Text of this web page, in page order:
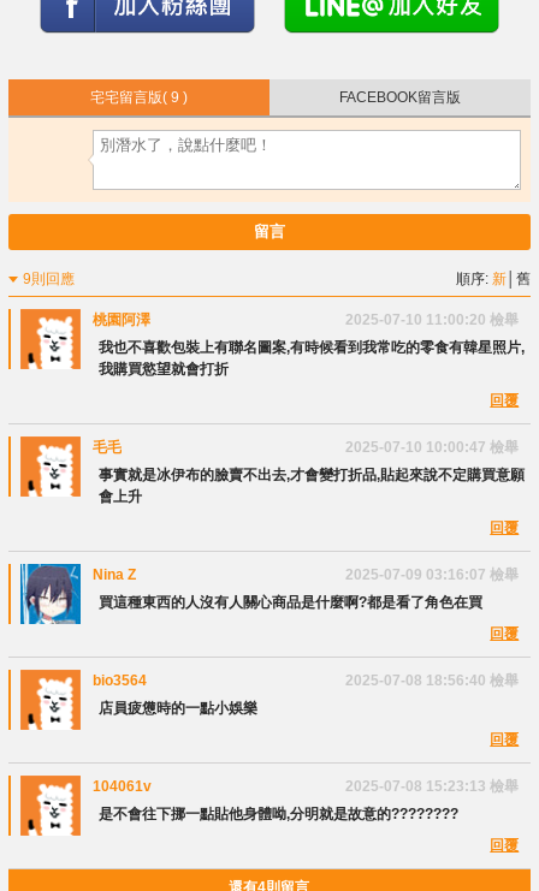
宅宅留言版( 9 ) FACEBOOK留言版
留言
9則回應 順序:新 │舊
桃園阿澤 2025-07-10 11:00:20 檢舉
我也不喜歡包裝上有聯名圖案,有時候看到我常吃的零食有韓星照片,
我購買慾望就會打折
回覆
毛毛 2025-07-10 10:00:47 檢舉
事實就是冰伊布的臉賣不出去,才會變打折品,貼起來說不定購買意願
會上升
回覆
Nina Z 2025-07-09 03:16:07 檢舉
買這種東西的人沒有人關心商品是什麼啊?都是看了角色在買
回覆
bio3564 2025-07-08 18:56:40 檢舉
店員疲憊時的一點小娛樂
回覆
104061v 2025-07-08 15:23:13 檢舉
是不會往下挪一點貼他身體呦,分明就是故意的????????
回覆
還有4則留言